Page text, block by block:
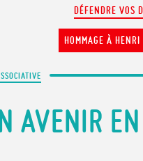
DÉFENDRE VOS
HOMMAGE À HENRI
AVENIR